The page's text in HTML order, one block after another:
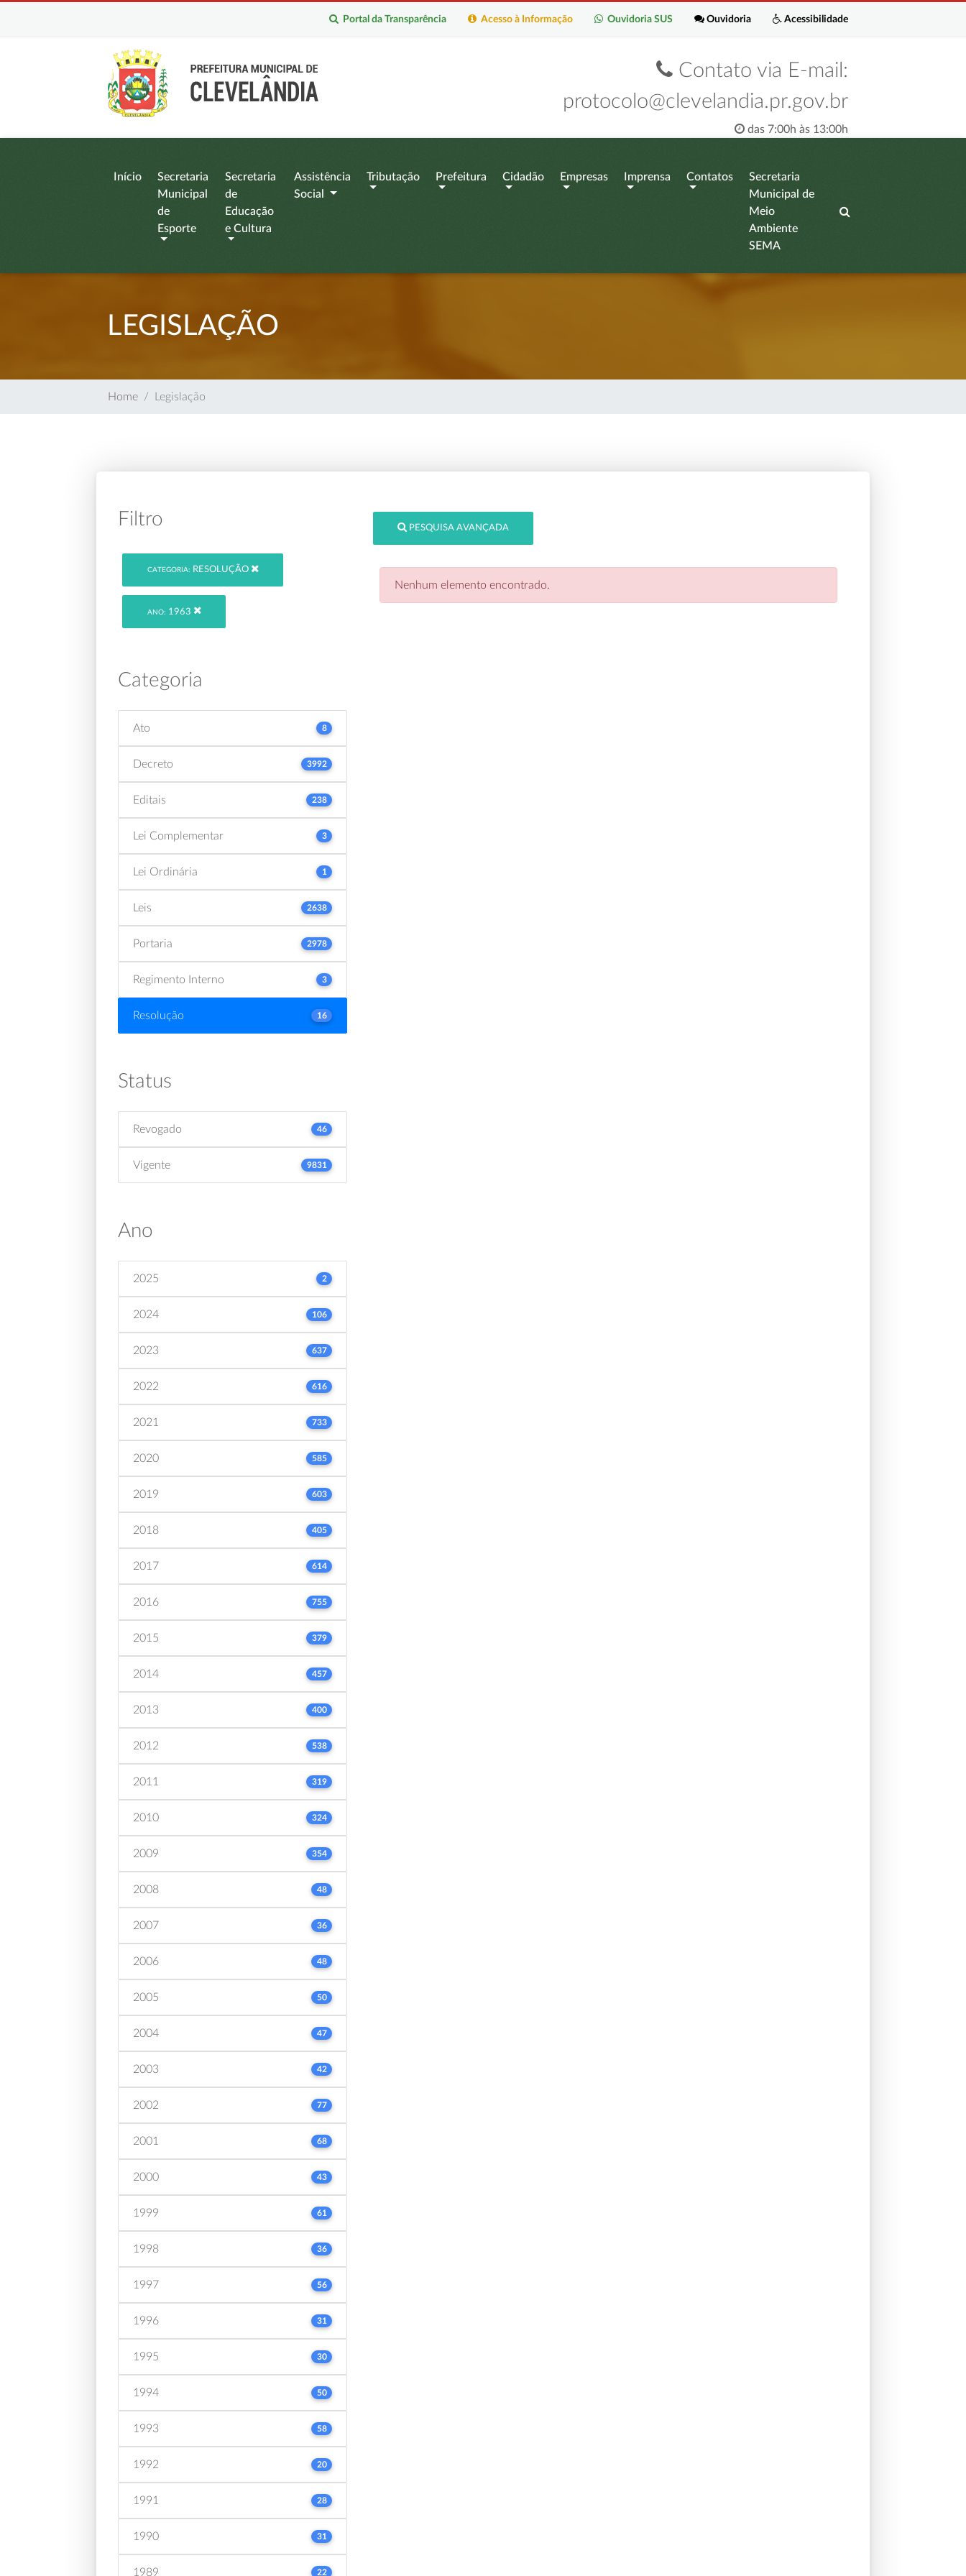
Acessibilidade
Ouvidoria
Ouvidoria SUS
Acesso à Informação
Portal da Transparência
Contato via E-mail:
protocolo@clevelandia.pr.gov.br
das 7:00h às 13:00h
Início
Secretaria
Municipal
de
Esporte
Secretaria
de
Educação
e Cultura
Assistência
Social
Tributação Prefeitura Cidadão Empresas Imprensa Contatos
Secretaria
Municipal de
Meio
Ambiente
SEMA
LEGISLAÇÃO
Home Legislação
Filtro
CATEGORIA: RESOLUÇÃO
ANO: 1963
Categoria
Ato 8
Decreto 3992
Editais 238
Lei Complementar 3
Lei Ordinária 1
Leis 2638
Portaria 2978
Regimento Interno 3
Resolução 16
Status
Revogado 46
Vigente 9831
Ano
2025 2
2024 106
2023 637
2022 616
2021 733
2020 585
2019 603
2018 405
2017 614
2016 755
2015 379
2014 457
2013 400
2012 538
2011 319
2010 324
2009 354
2008 48
2007 36
2006 48
2005 50
2004 47
2003 42
2002 77
2001 68
2000 43
1999 61
1998 36
1997 56
1996 31
1995 30
1994 50
1993 58
1992 20
1991 28
1990 31
1989 22
PESQUISA AVANÇADA
Nenhum elemento encontrado.